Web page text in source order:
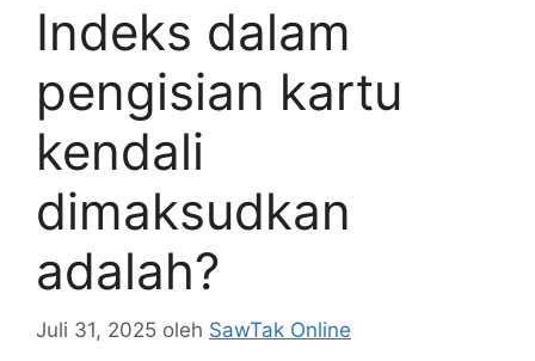
Indeks dalam
pengisian kartu
kendali
dimaksudkan
adalah?
Juli 31, 2025 oleh SawTak Online